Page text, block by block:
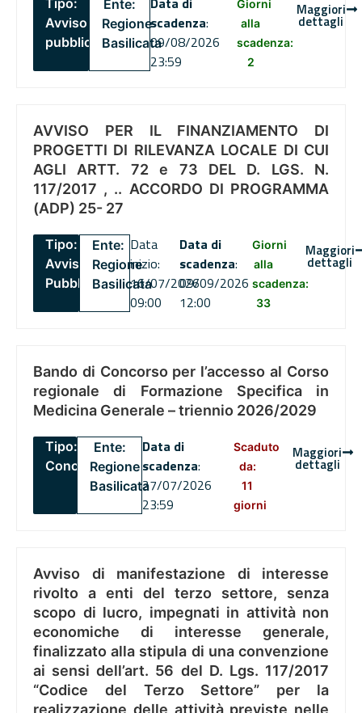
Tipo:
Avviso
pubblico
Ente:
Regione
Basilicata
scadenza:
09/08/2026
23:59
Giorni
alla
scadenza:
2
Maggiori
dettagli
AVVISO PER IL FINANZIAMENTO DI
PROGETTI DI RILEVANZA LOCALE DI CUI
AGLI ARTT. 72 e 73 DEL D. LGS. N.
117/2017 , .. ACCORDO DI PROGRAMMA
(ADP) 25- 27
Tipo:
Avviso
Pubblico
Ente:
Regione
Basilicata
Data
inizio:
16/07/2026
09:00
Data di
scadenza:
09/09/2026
12:00
Giorni
alla
scadenza:
33
Maggiori
dettagli
Bando di Concorso per l’accesso al Corso
regionale di Formazione Specifica in
Medicina Generale – triennio 2026/2029
Tipo:
Concorsi
Ente:
Regione
Basilicata
Data di
scadenza:
27/07/2026
23:59
Scaduto
da:
11
giorni
Maggiori
dettagli
Avviso di manifestazione di interesse
rivolto a enti del terzo settore, senza
scopo di lucro, impegnati in attività non
economiche di interesse generale,
finalizzato alla stipula di una convenzione
ai sensi dell’art. 56 del D. Lgs. 117/2017
“Codice del Terzo Settore” per la
realizzazione delle attività previste nelle